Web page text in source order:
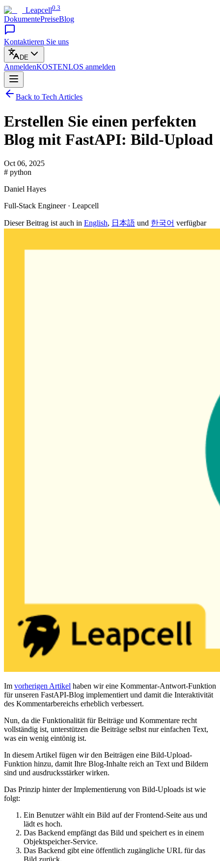
Leapcell0.3
DokumentePreiseBlog
Kontaktieren Sie uns
DE
AnmeldenKOSTENLOS anmelden
Back to Tech Articles
Erstellen Sie einen perfekten
Blog mit FastAPI: Bild-Upload
Oct 06, 2025
# python
Daniel Hayes
Full-Stack Engineer · Leapcell
Dieser Beitrag ist auch in English, 日本語 und 한국어 verfügbar
Im vorherigen Artikel haben wir eine Kommentar-Antwort-Funktion
für unseren FastAPI-Blog implementiert und damit die Interaktivität
des Kommentarbereichs erheblich verbessert.
Nun, da die Funktionalität für Beiträge und Kommentare recht
vollständig ist, unterstützen die Beiträge selbst nur einfachen Text,
was ein wenig eintönig ist.
In diesem Artikel fügen wir den Beiträgen eine Bild-Upload-
Funktion hinzu, damit Ihre Blog-Inhalte reich an Text und Bildern
sind und ausdrucksstärker wirken.
Das Prinzip hinter der Implementierung von Bild-Uploads ist wie
folgt:
Ein Benutzer wählt ein Bild auf der Frontend-Seite aus und
lädt es hoch.
Das Backend empfängt das Bild und speichert es in einem
Objektspeicher-Service.
Das Backend gibt eine öffentlich zugängliche URL für das